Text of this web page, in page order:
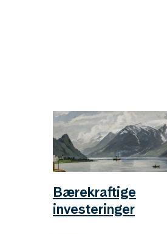
Bærekraftige
investeringer